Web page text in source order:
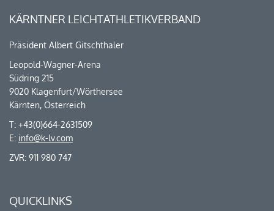
KÄRNTNER LEICHTATHLETIKVERBAND
Präsident Albert Gitschthaler
Leopold-Wagner-Arena
Südring 215
9020 Klagenfurt/Wörthersee
Kärnten, Österreich
T: +43(0)664-2631509
E: info@k-lv.com
ZVR: 911 980 747
QUICKLINKS